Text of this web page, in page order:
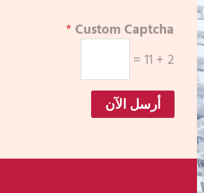
Custom Captcha
*
2
+
11
=
أرسل الآن